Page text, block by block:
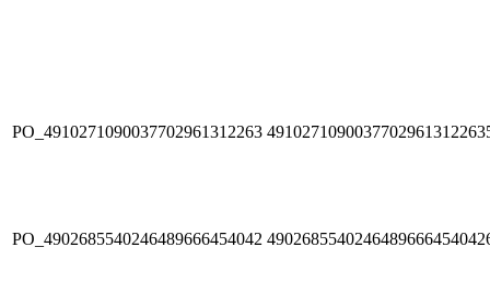
PO_4910271090037702961312263
PO_4902685540246489666454042